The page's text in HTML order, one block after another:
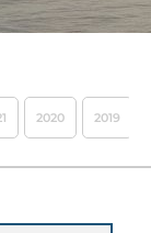
2020 2019